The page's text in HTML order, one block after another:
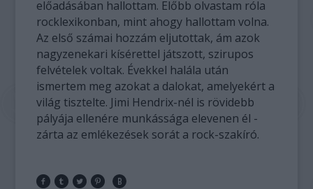
előadásában hallottam. Előbb olvastam róla
rocklexikonban, mint ahogy hallottam volna.
Az első számai hozzám eljutottak, ám azok
nagyzenekari kísérettel játszott, szirupos
felvételek voltak. Évekkel halála után
ismertem meg azokat a dalokat, amelyekért a
világ tisztelte. Jimi Hendrix-nél is rövidebb
pályája ellenére munkássága elevenen él -
zárta az emlékezések sorát a rock-szakíró.